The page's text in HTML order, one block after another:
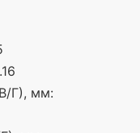
Г), мм: